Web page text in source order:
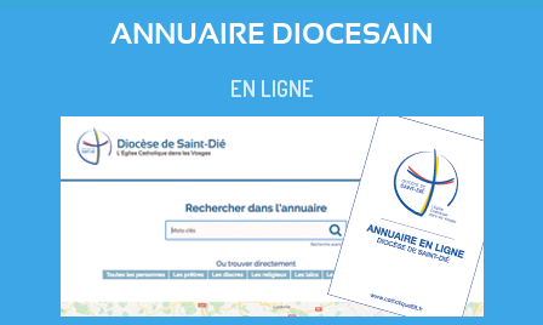
ANNUAIRE DIOCESAIN
EN LIGNE